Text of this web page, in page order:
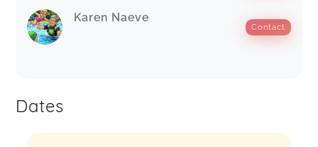
Karen Naeve
Contact
Dates